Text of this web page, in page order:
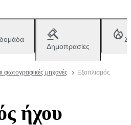
Δημοπρασίες
φωτογραφικές μηχανές
Εξοπλισμός
ήχου